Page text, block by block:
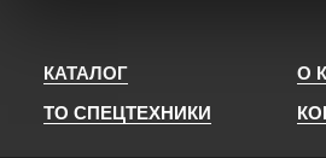
КАТАЛОГ
О
ТО СПЕЦТЕХНИКИ